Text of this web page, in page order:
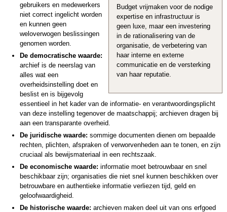
Budget vrijmaken voor de nodige
expertise en infrastructuur is
geen luxe, maar een investering
in de rationalisering van de
organisatie, de verbetering van
haar interne en externe
communicatie en de versterking
van haar reputatie.
gebruikers en medewerkers
niet correct ingelicht worden
en kunnen geen
weloverwogen beslissingen
genomen worden.
De democratische waarde:
archief is de neerslag van
alles wat een
overheidsinstelling doet en
beslist en is bijgevolg
essentieel in het kader van de informatie- en verantwoordingsplicht
van deze instelling tegenover de maatschappij; archieven dragen bij
aan een transparante overheid.
De juridische waarde: sommige documenten dienen om bepaalde
rechten, plichten, afspraken of verworvenheden aan te tonen, en zijn
cruciaal als bewijsmateriaal in een rechtszaak.
De economische waarde: informatie moet betrouwbaar en snel
beschikbaar zijn; organisaties die niet snel kunnen beschikken over
betrouwbare en authentieke informatie verliezen tijd, geld en
geloofwaardigheid.
De historische waarde: archieven maken deel uit van ons erfgoed